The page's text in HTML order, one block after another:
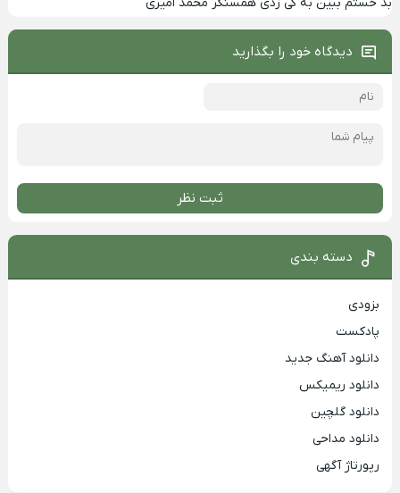
دیدگاه خود را بگذارید
ثبت نظر
دسته بندی
بزودی
پادکست
دانلود آهنگ جدید
دانلود ریمیکس
دانلود گلچین
دانلود مداحی
رپورتاژ آگهی